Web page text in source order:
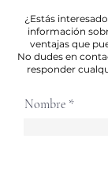
¿Estás
información
ventajas que
No dudes en
responder
Nombre